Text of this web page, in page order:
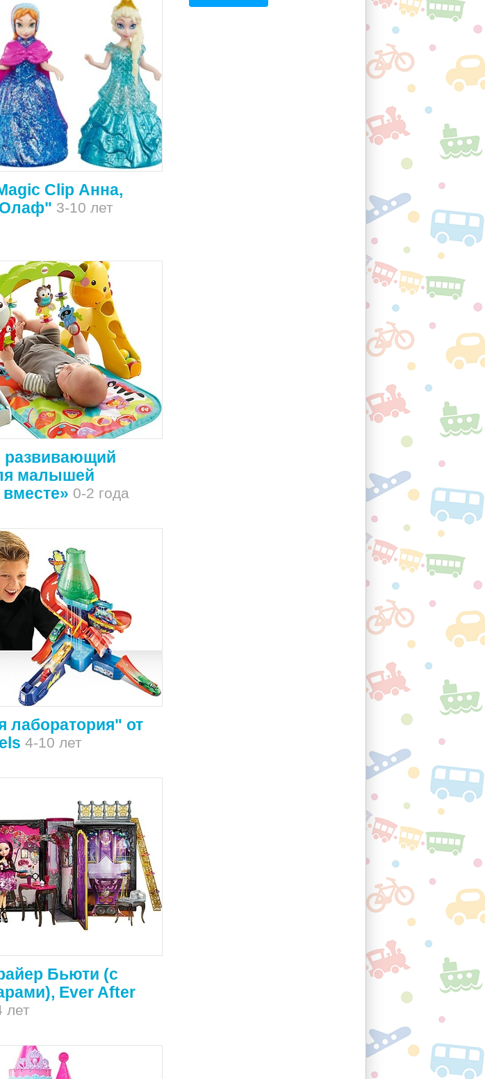
Сlip Анна,
Олаф" 3-10 лет
развивающий
малышей
0-2 года
лаборатория" от
4-10 лет
Бьюти (с
Ever After
лет